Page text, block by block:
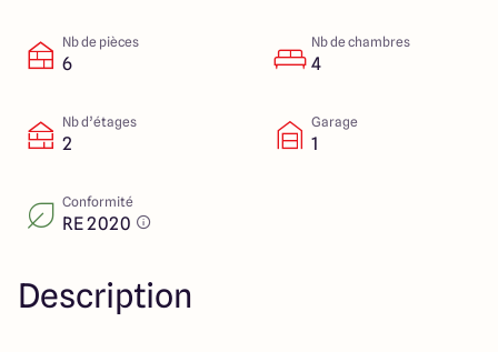
Nb de pièces
6
Nb de chambres
4
Nb d’étages
2
Garage
1
Conformité
RE 2020
Description